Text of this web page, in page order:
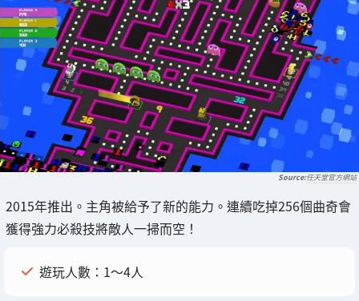
任天堂官方網站
2015年推出。主角被給予了新的能力。連續吃掉256個曲奇會
獲得強力必殺技將敵人一掃而空！
遊玩人數：1～4人